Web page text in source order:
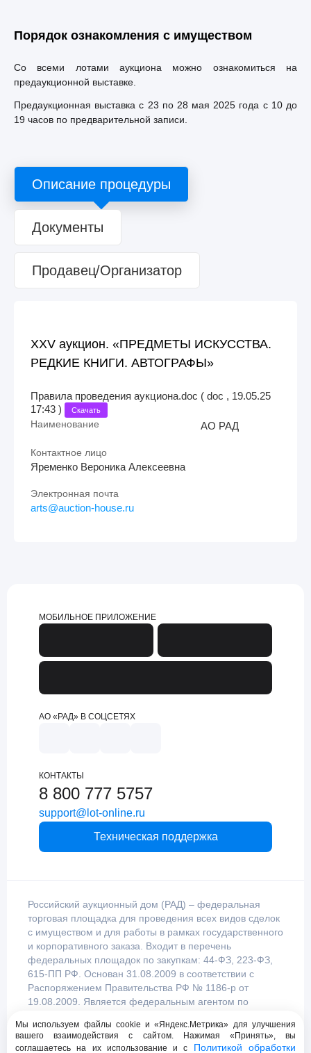
Порядок ознакомления с имуществом
Со всеми лотами аукциона можно ознакомиться на
предаукционной выставке.
Предаукционная выставка с 23 по 28 мая 2025 года с 10 до
19 часов по предварительной записи.
Описание процедуры
Документы
Продавец/Организатор
XXV аукцион. «ПРЕДМЕТЫ ИСКУССТВА.
РЕДКИЕ КНИГИ. АВТОГРАФЫ»
Правила проведения аукциона.doc ( doc , 19.05.25
17:43 )
Скачать
Наименование АО РАД
Контактное лицо
Яременко Вероника Алексеевна
Электронная почта
arts@auction-house.ru
МОБИЛЬНОЕ ПРИЛОЖЕНИЕ
АО «РАД» В СОЦСЕТЯХ
КОНТАКТЫ
8 800 777 5757
support@lot-online.ru
Техническая поддержка
Российский аукционный дом (РАД) – федеральная
торговая площадка для проведения всех видов сделок
с имуществом и для работы в рамках государственного
и корпоративного заказа. Входит в перечень
федеральных площадок по закупкам: 44-ФЗ, 223-ФЗ,
615-ПП РФ. Основан 31.08.2009 в соответствии с
Распоряжением Правительства РФ № 1186-р от
19.08.2009. Является федеральным агентом по
Правительством Российской Федерации.
Мы используем файлы cookie и «Яндекс.Метрика» для улучшения
вашего взаимодействия с сайтом. Нажимая «Принять», вы
соглашаетесь на их использование и с Политикой обработки